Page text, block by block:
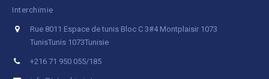
Interchimie
Rue 8011 Espace de tunis Bloc C 3#4 Montplaisir 1073
TunisTunis 1073Tunisie
+216 71 950 055/185